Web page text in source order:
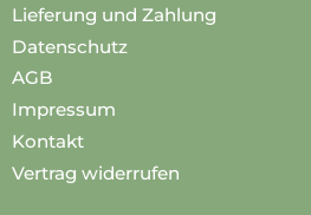
Lieferung und Zahlung
Datenschutz
AGB
Impressum
Kontakt
Vertrag widerrufen